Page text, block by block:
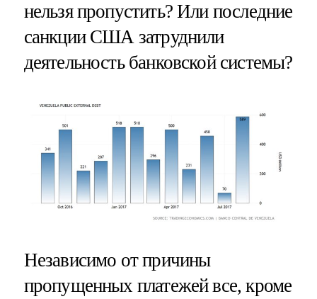
нельзя пропустить? Или последние
санкции США затруднили
деятельность банковской системы?
Независимо от причины
пропущенных платежей все, кроме